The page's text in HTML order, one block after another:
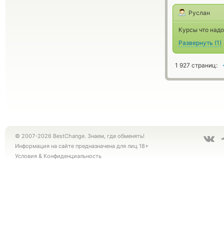
Руслан
Курсы что
Развернуть (1)
1 927 страниц:
© 2007-2026 BestChange. Знаем, где обменять!
Информация на сайте предназначена для лиц 18+
Условия & Конфиденциальность